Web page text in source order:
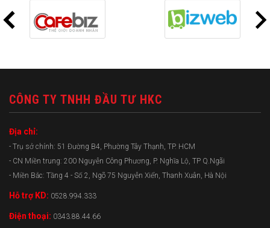
CÔNG TY TNHH ĐẦU TƯ HKC
Địa chỉ:
- Trụ sở chính: 51 Đường B4, Phường Tây Thạnh, TP. HCM
- CN Miền trung: 200 Nguyễn Công Phương, P. Nghĩa Lộ, TP Q.Ngãi
- Miền Bắc: Tầng 4 - Số 2, Ngõ 75 Nguyễn Xiển, Thanh Xuân, Hà Nội
Hỗ trợ KD: 0528.994.333
Điện thoại: 0343.88.44.66